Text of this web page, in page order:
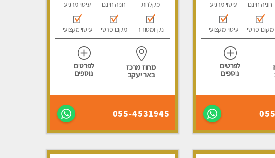
חניה חינם עיסוי מרגיע
מקום פרטי עיסוי מקצועי
לפרטים
נוספים
מקלחת חניה חינם עיסוי מרגיע
נקי ומסודר מקום פרטי עיסוי מקצועי
מחוז מרכז
באר יעקב
לפרטים
נוספים
055-4531945